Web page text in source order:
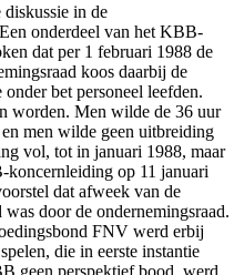
in de
onderdeel van het KBB-
dat per 1 februari 1988 de
koos daarbij de
bet personeel leefden.
worden. Men wilde de 36 uur
men wilde geen uitbreiding
vol, tot in januari 1988, maar
op 11 januari
dat afweek van de
door de ondernemingsraad.
FNV werd erbij
die in eerste instantie
geen perspektief bood, werd